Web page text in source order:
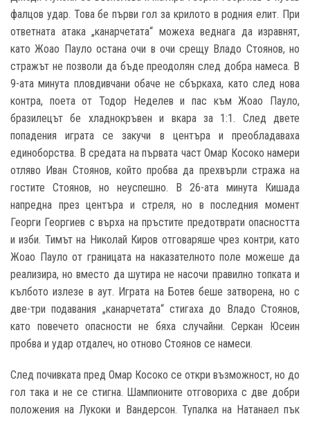
фалцов удар. Това бе първи гол за крилото в родния елит. При
ответната атака „канарчетата“ можеха веднага да изравнят,
като Жоао Пауло остана очи в очи срещу Владо Стоянов, но
стражът не позволи да бъде преодолян след добра намеса. В
9-ата минута пловдивчани обаче не сбъркаха, като след нова
контра, поета от Тодор Неделев и пас към Жоао Пауло,
бразилецът бе хладнокръвен и вкара за 1:1. След двете
попадения играта се закучи в центъра и преобладаваха
единоборства. В средата на първата част Омар Косоко намери
отляво Иван Стоянов, който пробва да прехвърли стража на
гостите Стоянов, но неуспешно. В 26-ата минута Кишада
напредна през центъра и стреля, но в последния момент
Георги Георгиев с върха на пръстите предотврати опасността
и изби. Тимът на Николай Киров отговаряше чрез контри, като
Жоао Пауло от границата на наказателното поле можеше да
реализира, но вместо да шутира не насочи правилно топката и
кълбото излезе в аут. Играта на Ботев беше затворена, но с
две-три подавания „канарчетата“ стигаха до Владо Стоянов,
като повечето опасности не бяха случайни. Серкан Юсеин
пробва и удар отдалеч, но отново Стоянов се намеси.
След почивката пред Омар Косоко се откри възможност, но до
гол така и не се стигна. Шампионите отговориха с две добри
положения на Лукоки и Вандерсон. Тупалка на Натанаел пък